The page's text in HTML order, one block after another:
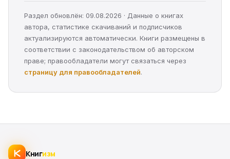
Раздел обновлён: 09.08.2026 · Данные о книгах
автора, статистике скачиваний и подписчиков
актуализируются автоматически. Книги размещены в
соответствии с законодательством об авторском
праве; правообладатели могут связаться через
страницу для правообладателей.
Книгизм